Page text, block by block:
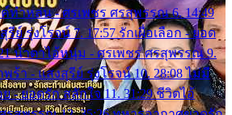
ค์ทำหล่น - ศรเพชร ศรสุพรรณ 6. 14:49
รีย์ รุ่งโรจน์ 7. 17:57 รักเผื่อเลือก - ยอด
น้ำตาไอ้หนุ่ม - ศรเพชร ศรสุพรรณ 9.
ร้า - แสงสุรีย์ รุ่งโรจน์ 10. 28:08 ไม่มี
- ยอดรัก สลักใจ 11. 31:29 ชีวิตไอ้